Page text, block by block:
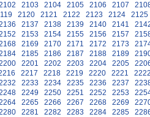
2103 2104 2105 2106 2107
2120 2121 2122 2123 2124
2125
2137 2138 2139 2140 2141
2153 2154 2155 2156 2157
2169 2170 2171 2172 2173
2185 2186 2187 2188 2189
2201 2202 2203 2204 2205
2217 2218 2219 2220 2221
2233 2234 2235 2236 2237
2249 2250 2251 2252 2253
2265 2266 2267 2268 2269
2281 2282 2283 2284 2285